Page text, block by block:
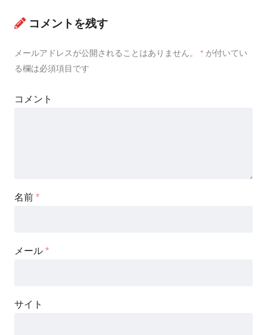
コメントを残す
メールアドレスが公開されることはありません。 * が付いてい
る欄は必須項目です
コメント
名前 *
メール *
サイト